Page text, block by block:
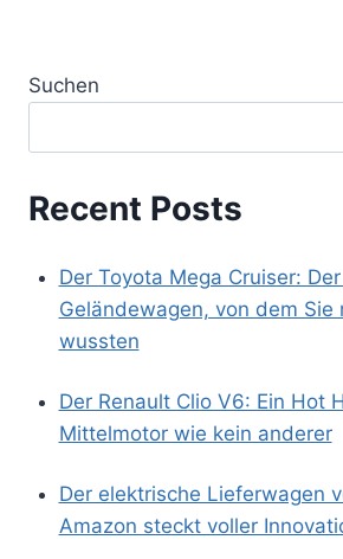
Suchen
Recent Posts
Der Toyota Mega Cruiser:
Geländewagen, von dem Sie
wussten
Der Renault Clio V6: Ein Hot
Mittelmotor wie kein anderer
Der elektrische Lieferwagen
Amazon steckt voller